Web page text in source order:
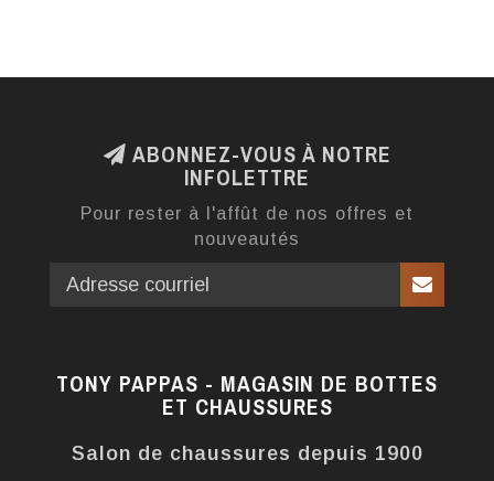
ABONNEZ-VOUS À NOTRE
INFOLETTRE
Pour rester à l'affût de nos offres et
nouveautés
TONY PAPPAS - MAGASIN DE BOTTES
ET CHAUSSURES
Salon de chaussures depuis 1900